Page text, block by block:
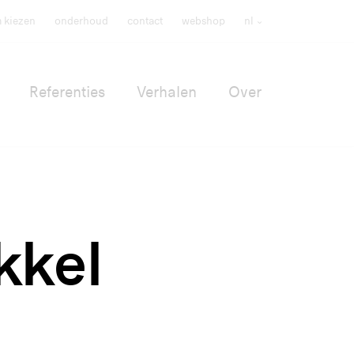
kiezen onderhoud contact webshop nl
Referenties Verhalen Over